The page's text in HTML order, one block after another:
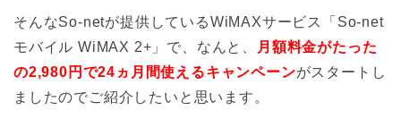
そんなSo-netが提供しているWiMAXサービス「So-net
モバイル WiMAX 2+」で、なんと、
月額料金がたった
の2,980円で24ヵ月間使えるキャンペーンがスタートし
ましたのでご紹介したいと思います。